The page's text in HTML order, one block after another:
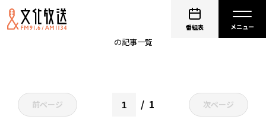
番組表
の記事一覧
前ページ 1 次ページ